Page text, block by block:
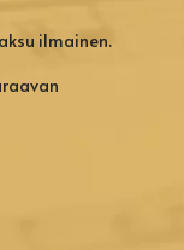
ilmainen.